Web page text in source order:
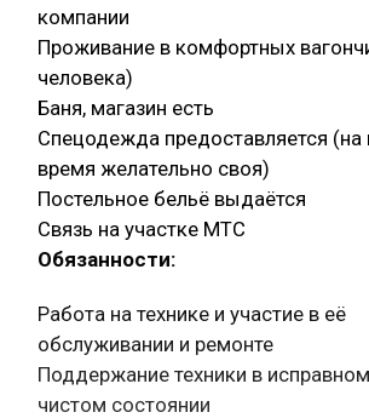
компании
Проживание в комфортных
человека)
Баня, магазин есть
Спецодежда предоставляется (на
время желательно своя)
Постельное бельё выдаётся
Связь на участке МТС
Обязанности:
Работа на технике и участие в её
обслуживании и ремонте
Поддержание техники в
чистом состоянии